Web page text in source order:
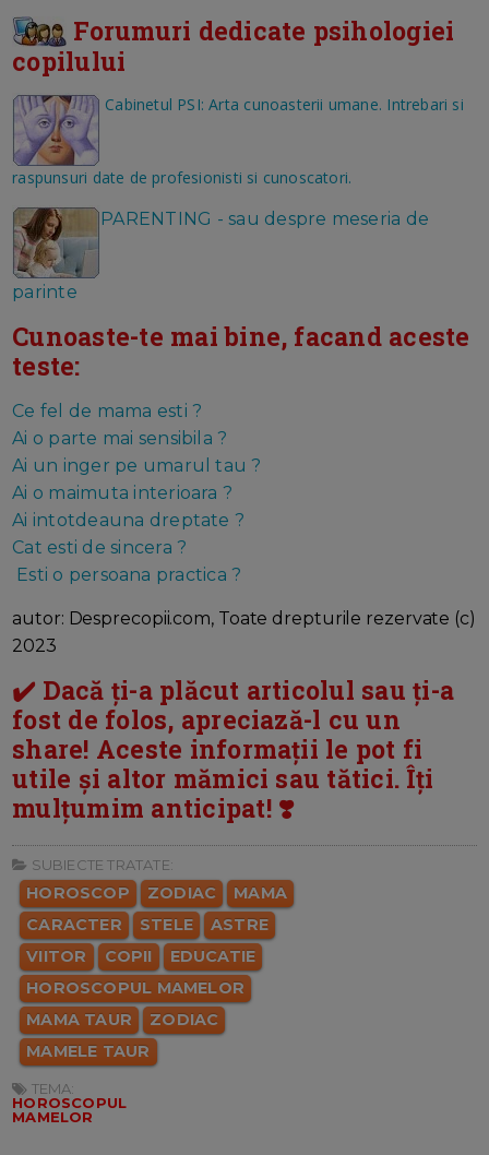
Forumuri dedicate psihologiei
copilului
Cabinetul PSI: Arta cunoasterii umane. Intrebari si
raspunsuri date de profesionisti si cunoscatori.
PARENTING - sau despre meseria de
parinte
Cunoaste-te mai bine, facand aceste
teste:
Ce fel de mama esti ?
Ai o parte mai sensibila ?
Ai un inger pe umarul tau ?
Ai o maimuta interioara ?
Ai intotdeauna dreptate ?
Cat esti de sincera ?
Esti o persoana practica ?
autor: Desprecopii.com, Toate drepturile rezervate (c)
2023
✔️ Dacă ți-a plăcut articolul sau ți-a
fost de folos, apreciază-l cu un
share! Aceste informații le pot fi
utile și altor mămici sau tătici. Îți
mulțumim anticipat! ❣️
SUBIECTE TRATATE:
HOROSCOP ZODIAC
MAMA
CARACTER
STELE
ASTRE
VIITOR
COPII
EDUCATIE
HOROSCOPUL MAMELOR
MAMA TAUR
ZODIAC
MAMELE TAUR
TEMA:
HOROSCOPUL
MAMELOR